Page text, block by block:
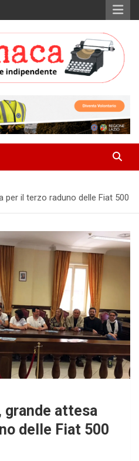
per il terzo raduno delle Fiat 500
grande attesa
delle Fiat 500